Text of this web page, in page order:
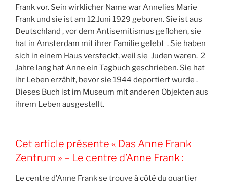
Frank vor. Sein wirklicher Name war Annelies Marie
Frank und sie ist am 12.Juni 1929 geboren. Sie ist aus
Deutschland , vor dem Antisemitismus geflohen, sie
hat in Amsterdam mit ihrer Familie gelebt . Sie haben
sich in einem Haus versteckt, weil sie Juden waren. 2
Jahre lang hat Anne ein Tagbuch geschrieben. Sie hat
ihr Leben erzählt, bevor sie 1944 deportiert wurde .
Dieses Buch ist im Museum mit anderen Objekten aus
ihrem Leben ausgestellt.
Cet article présente « Das Anne Frank
Zentrum » – Le centre d’Anne Frank :
Le centre d’Anne Frank se trouve à côté du quartier